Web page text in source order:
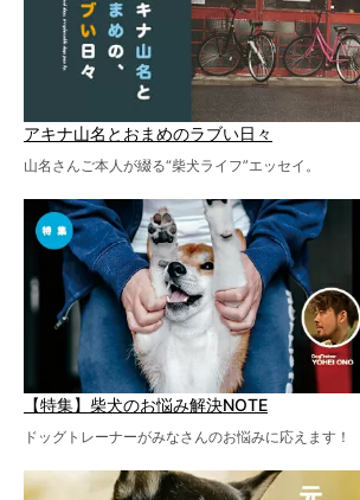
アキナ山名とおまめのラブい日々
山名さんご本人が綴る“柴犬ライフ”エッセイ。
【特集】柴犬のお悩み解決NOTE
ドッグトレーナーがみなさんのお悩みに応えます！